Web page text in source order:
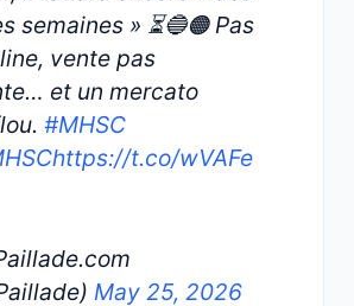
semaines » ⏳🔵🟠 Pas
vente pas
et un mercato
#MHSC
https://t.co/wVAFe
May 25, 2026